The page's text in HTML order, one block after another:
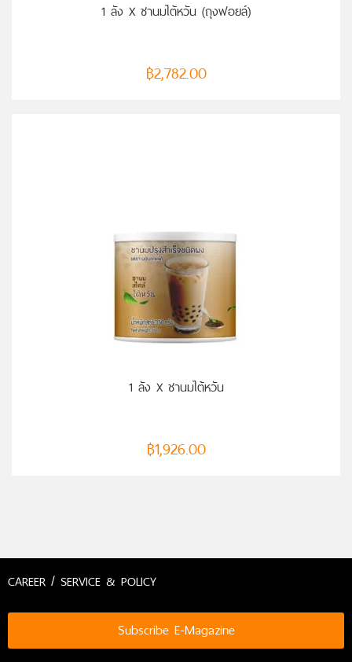
1 ลัง X ชานมไต้หวัน (ถุงฟอยล์)
฿2,782.00
1 ลัง X ชานมไต้หวัน
฿1,926.00
CAREER / SERVICE & POLICY
Subscribe E-Magazine